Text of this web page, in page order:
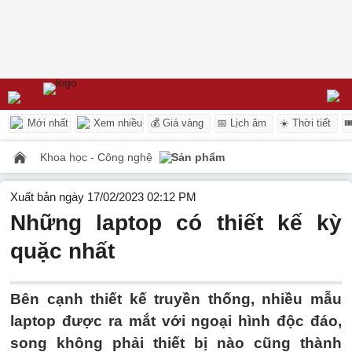
Mới nhất Xem nhiều 💰 Giá vàng 📅 Lịch âm ☀️ Thời tiết
Khoa học - Công nghệ Sản phẩm
Xuất bản ngày 17/02/2023 02:12 PM
Những laptop có thiết kế kỳ
quặc nhất
Bên cạnh thiết kế truyền thống, nhiều mẫu
laptop được ra mắt với ngoại hình độc đáo,
song không phải thiết bị nào cũng thành